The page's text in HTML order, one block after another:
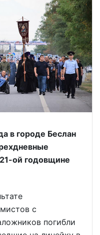
в городе Беслан
ой годовщине
с
погибли